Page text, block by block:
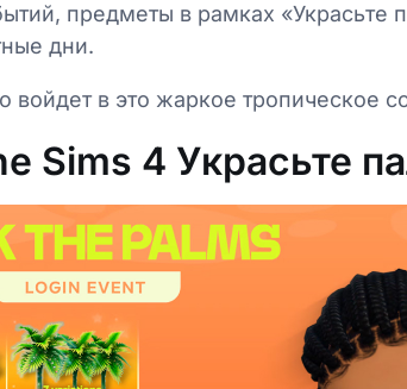
предметы в рамках «Украсьте
дни.
войдет в это жаркое тропическое
Sims 4 Украсьте